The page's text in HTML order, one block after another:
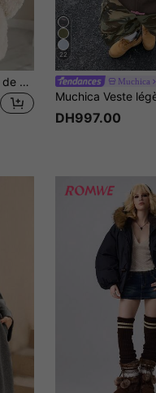
Veste en velours de teddy de couleur unie avec broderie en forme de cœur pour femmes, confortable et mignonne pour le port en hiver
22
Muchica
DH997.00